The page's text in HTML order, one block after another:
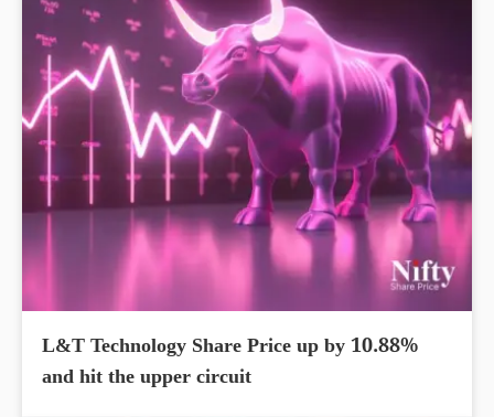
L&T Technology Share Price up by 10.88%
and hit the upper circuit